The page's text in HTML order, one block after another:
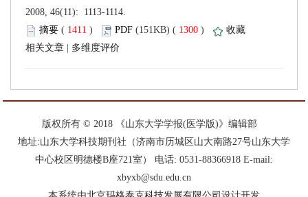
2008, 46(11): 1113-1114.
(
) 1300 )
版权所有 © 2018 《山东大学学报(医学版)》编辑部
中心校区明德楼B座721室） 电话: 0531-88366918 E-mail:
xbyxb@sdu.edu.cn